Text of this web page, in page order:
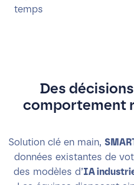
temps
Des
comportement
Solution clé en main,
données existantes de
des modèles d’IA